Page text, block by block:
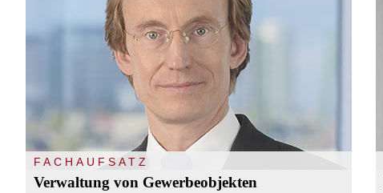
FACHAUFSATZ
Verwaltung von Gewerbeobjekten